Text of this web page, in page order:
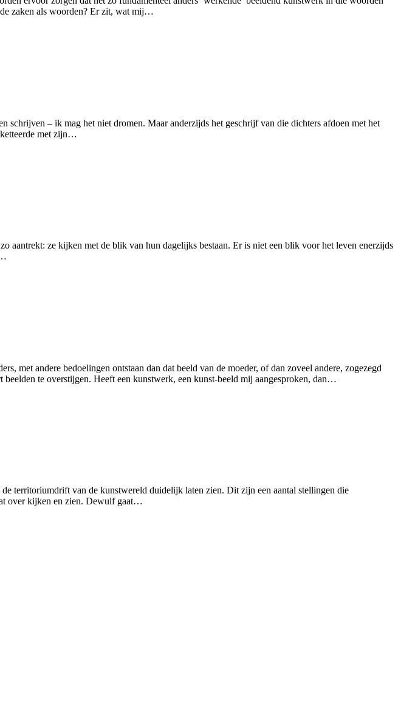
zaken als woorden? Er zit, wat mij…
schrijven – ik mag het niet dromen. Maar anderzijds het geschrijf van die dichters afdoen met het
met zijn…
aantrekt: ze kijken met de blik van hun dagelijks bestaan. Er is niet een blik voor het leven enerzijds
met andere bedoelingen ontstaan dan dat beeld van de moeder, of dan zoveel andere, zogezegd
te overstijgen. Heeft een kunstwerk, een kunst-beeld mij aangesproken, dan…
territoriumdrift van de kunstwereld duidelijk laten zien. Dit zijn een aantal stellingen die
over kijken en zien. Dewulf gaat…